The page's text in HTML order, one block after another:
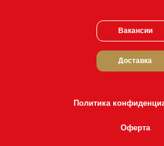
Политика
Оферта
Доставка
Вакансии